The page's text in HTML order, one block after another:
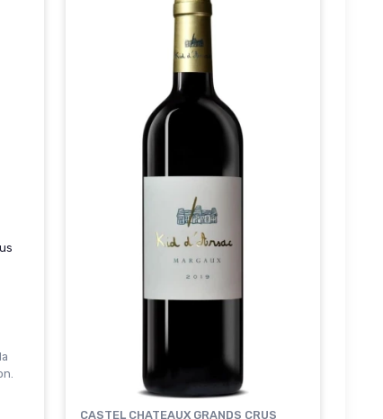
CASTEL CHATEAUX GRANDS CRUS